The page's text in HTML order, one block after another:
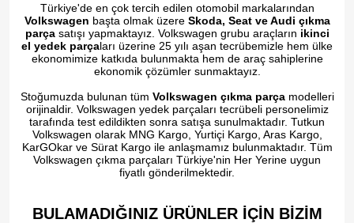
Türkiye'de en çok tercih edilen otomobil markalarından
Volkswagen başta olmak üzere Skoda, Seat ve Audi çıkma
parçasatışı yapmaktayız. Volkswagen grubu araçların ikinci
el yedek parçaları üzerine 25 yılı aşan tecrübemizle hem ülke
ekonomimize katkıda bulunmakta hem de araç sahiplerine
ekonomik çözümler sunmaktayız.
Stoğumuzda bulunan tüm Volkswagen çıkma parçamodelleri
orijinaldir. Volkswagen yedek parçaları tecrübeli personelimiz
tarafında test edildikten sonra satışa sunulmaktadır. Tutkun
Volkswagen olarak MNG Kargo, Yurtiçi Kargo, Aras Kargo,
KarGOkar ve Sürat Kargo ile anlaşmamız bulunmaktadır. Tüm
Volkswagen çıkma parçaları Türkiye'nin Her Yerine uygun
fiyatlı gönderilmektedir.
BULAMADIĞINIZ ÜRÜNLER İÇİN BİZİM